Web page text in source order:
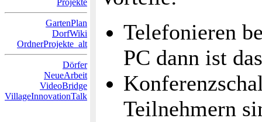
Projekte
GartenPlan
DorfWiki
OrdnerProjekte_alt
Dörfer
NeueArbeit
VideoBridge
VillageInnovationTalk
Telefonieren
PC dann ist
Teilnehmern